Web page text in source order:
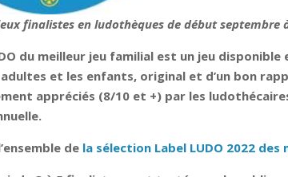
finalistes en ludothèques de début
du meilleur jeu familial est un jeu
et les enfants, original et d’un bon
appréciés (8/10 et +) par les
de la sélection Label LUDO 2022